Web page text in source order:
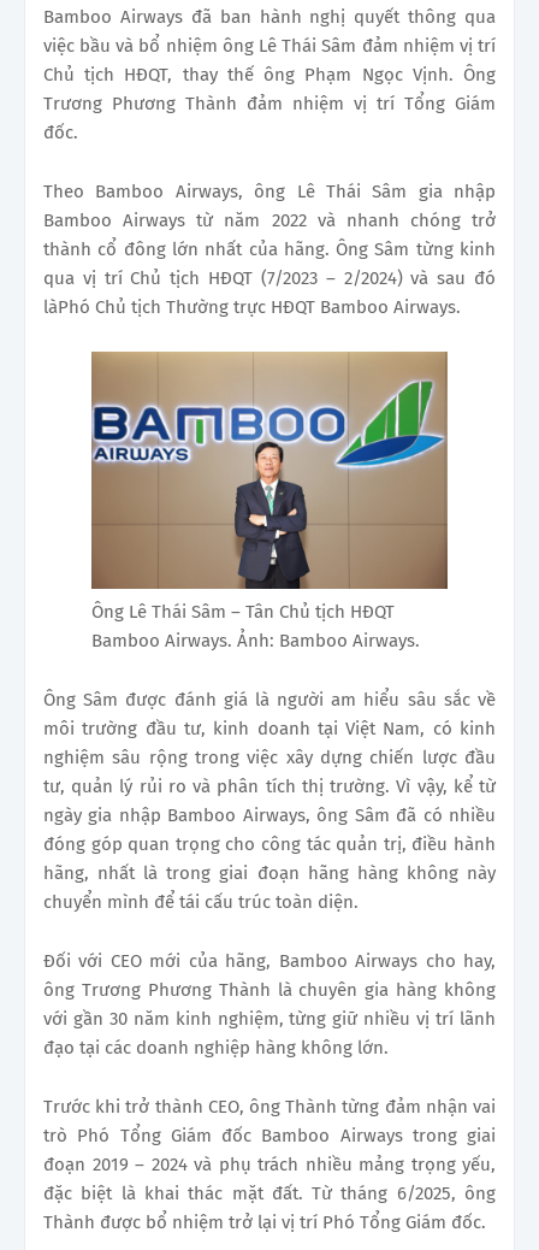
Bamboo Airways đã ban hành nghị quyết thông qua
việc bầu và bổ nhiệm ông Lê Thái Sâm đảm nhiệm vị trí
Chủ tịch HĐQT, thay thế ông Phạm Ngọc Vịnh. Ông
Trương Phương Thành đảm nhiệm vị trí Tổng Giám
đốc.
Theo Bamboo Airways, ông Lê Thái Sâm gia nhập
Bamboo Airways từ năm 2022 và nhanh chóng trở
thành cổ đông lớn nhất của hãng. Ông Sâm từng kinh
qua vị trí Chủ tịch HĐQT (7/2023 – 2/2024) và sau đó
làPhó Chủ tịch Thường trực HĐQT Bamboo Airways.
Ông Lê Thái Sâm – Tân Chủ tịch HĐQT
Bamboo Airways. Ảnh: Bamboo Airways.
Ông Sâm được đánh giá là người am hiểu sâu sắc về
môi trường đầu tư, kinh doanh tại Việt Nam, có kinh
nghiệm sâu rộng trong việc xây dựng chiến lược đầu
tư, quản lý rủi ro và phân tích thị trường. Vì vậy, kể từ
ngày gia nhập Bamboo Airways, ông Sâm đã có nhiều
đóng góp quan trọng cho công tác quản trị, điều hành
hãng, nhất là trong giai đoạn hãng hàng không này
chuyển mình để tái cấu trúc toàn diện.
Đối với CEO mới của hãng, Bamboo Airways cho hay,
ông Trương Phương Thành là chuyên gia hàng không
với gần 30 năm kinh nghiệm, từng giữ nhiều vị trí lãnh
đạo tại các doanh nghiệp hàng không lớn.
Trước khi trở thành CEO, ông Thành từng đảm nhận vai
trò Phó Tổng Giám đốc Bamboo Airways trong giai
đoạn 2019 – 2024 và phụ trách nhiều mảng trọng yếu,
đặc biệt là khai thác mặt đất.Từ tháng 6/2025, ông
Thành được bổ nhiệm trở lại vị trí Phó Tổng Giám đốc.